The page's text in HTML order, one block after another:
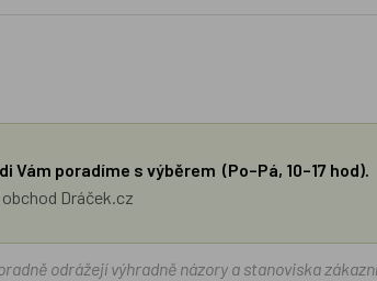
poradíme s výběrem (Po–Pá, 10–17 hod).
Dráček.cz
odrážejí výhradně názory a stanoviska